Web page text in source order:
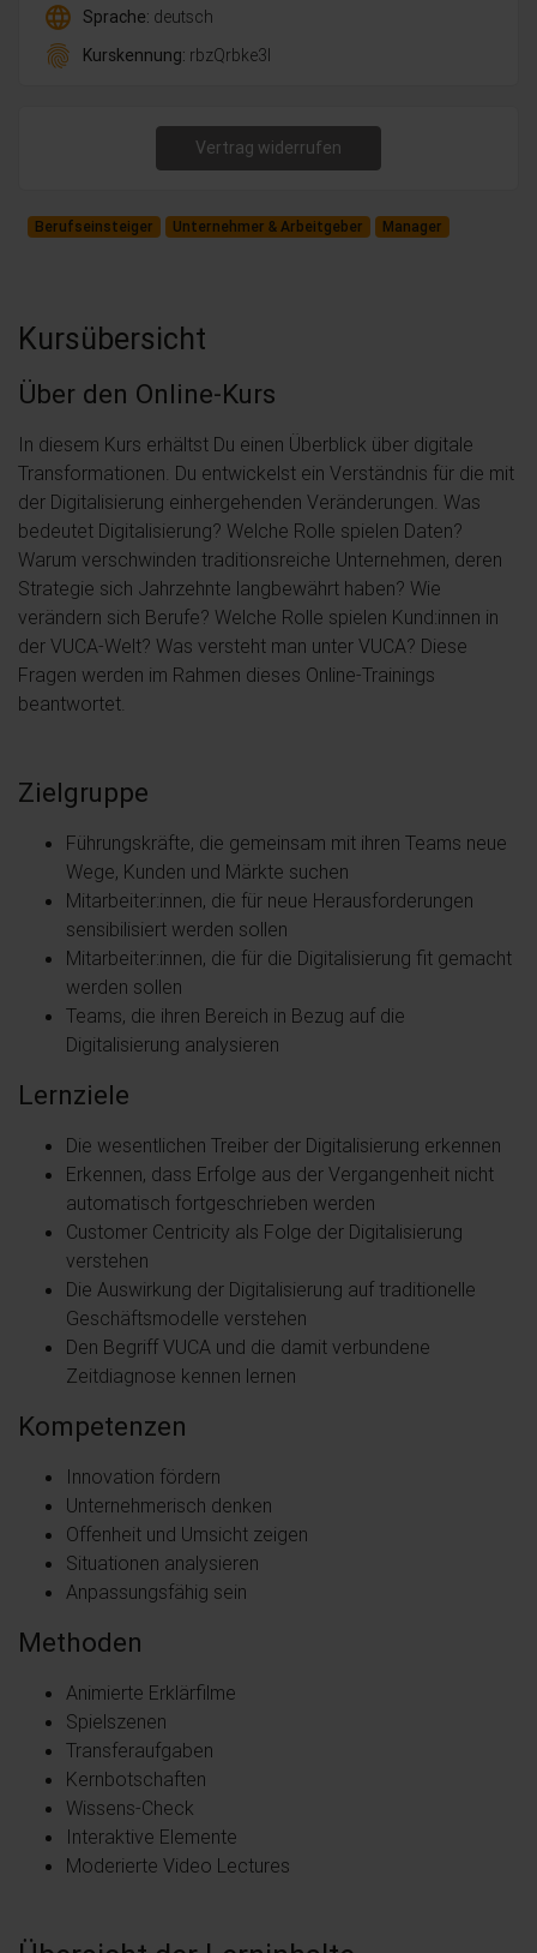
language Sprache: deutsch
fingerprint Kurskennung: rbzQrbke3l
Vertrag widerrufen
Berufseinsteiger Unternehmer & Arbeitgeber Manager
Kursübersicht
Über den Online-Kurs
In diesem Kurs erhältst Du einen Überblick über digitale
Transformationen. Du entwickelst ein Verständnis für die mit
der Digitalisierung einhergehenden Veränderungen. Was
bedeutet Digitalisierung? Welche Rolle spielen Daten?
Warum verschwinden traditionsreiche Unternehmen, deren
Strategie sich Jahrzehnte langbewährt haben? Wie
verändern sich Berufe? Welche Rolle spielen Kund:innen in
der VUCA-Welt? Was versteht man unter VUCA? Diese
Fragen werden im Rahmen dieses Online-Trainings
beantwortet.
Zielgruppe
Führungskräfte, die gemeinsam mit ihren Teams neue
Wege, Kunden und Märkte suchen
Mitarbeiter:innen, die für neue Herausforderungen
sensibilisiert werden sollen
Mitarbeiter:innen, die für die Digitalisierung fit gemacht
werden sollen
Teams, die ihren Bereich in Bezug auf die
Digitalisierung analysieren
Lernziele
Die wesentlichen Treiber der Digitalisierung erkennen
Erkennen, dass Erfolge aus der Vergangenheit nicht
automatisch fortgeschrieben werden
Customer Centricity als Folge der Digitalisierung
verstehen
Die Auswirkung der Digitalisierung auf traditionelle
Geschäftsmodelle verstehen
Den Begriff VUCA und die damit verbundene
Zeitdiagnose kennen lernen
Kompetenzen
Innovation fördern
Unternehmerisch denken
Offenheit und Umsicht zeigen
Situationen analysieren
Anpassungsfähig sein
Methoden
Animierte Erklärfilme
Spielszenen
Transferaufgaben
Kernbotschaften
Wissens-Check
Interaktive Elemente
Moderierte Video Lectures